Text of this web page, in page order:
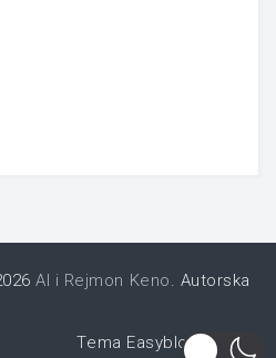
AI i Rejmon Keno. Autorska
Tema Easyblog od FRT